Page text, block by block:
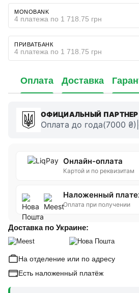
MONOBANK
4 платежа по 1 718.75 грн
ПРИВАТБАНК
4 платежа по 1 718.75 грн
Оплата Доставка
ОФИЦИАЛЬНЫЙ
Оплата до года(7000
Онлайн-оплата
Картой и по реквизитам
Наложенный
Оплата при получении
Доставка по Украине:
На отделение или по адресу
Есть наложенный платёж